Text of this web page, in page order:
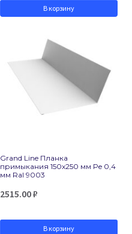
В корзину
Grand Line Планка
примыкания 150х250 мм Pe 0,4
мм Ral 9003
2515.00₽
В корзину